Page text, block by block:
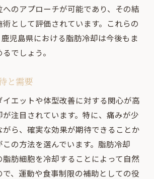
における専門知識とは
功事例紹介
勧める施術の流れ
の未来と可能性
て受けられる鹿児島の脂肪冷却の
スできる施術環境の紹介
ーション効果のある施術
トレスの軽減と施術
術プロセスの探求
のアプローチが可能であり、その結
として評価されています。これらの
児島県における脂肪冷却は今後もま
でしょう。
と需要
エットや体型改善に対する関心が高
が注目されています。特に、痛みが少
ら、確実な効果が期待できることか
この方法を選んでいます。脂肪冷却
肪細胞を冷却することによって自然
で、運動や食事制限の補助としての役